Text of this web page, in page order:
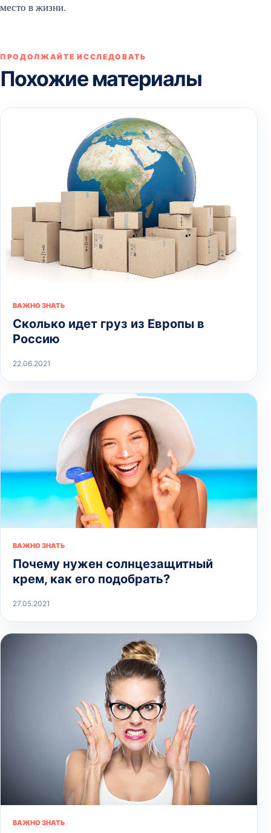
место в жизни.
ПРОДОЛЖАЙТЕ ИССЛЕДОВАТЬ
Похожие материалы
ВАЖНО ЗНАТЬ
Сколько идет груз из Европы в
Россию
22.06.2021
ВАЖНО ЗНАТЬ
Почему нужен солнцезащитный
крем, как его подобрать?
27.05.2021
ВАЖНО ЗНАТЬ